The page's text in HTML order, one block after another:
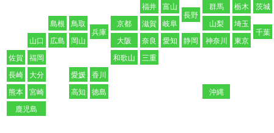
福井
富山
長野
群馬 栃木
茨城
島根
鳥取
兵庫
京都 滋賀 岐阜 山梨
埼玉
千葉
山口
広島 岡山 大阪 奈良 愛知 静岡 神奈川
東京
佐賀
福岡 和歌山
三重
長崎
大分 愛媛
香川
熊本
宮崎 高知 徳島
沖縄
鹿児島